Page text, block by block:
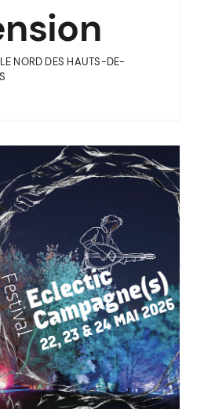
NORD DES HAUTS-DE-